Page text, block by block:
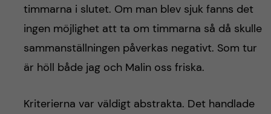
timmarna i slutet. Om man blev sjuk fanns det
ingen möjlighet att ta om timmarna så då skulle
sammanställningen påverkas negativt. Som tur
är höll både jag och Malin oss friska.
Kriterierna var väldigt abstrakta. Det handlade